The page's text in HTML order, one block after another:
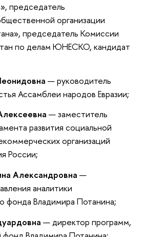
председатель
организации
председатель Комиссии
по делам ЮНЕСКО, кандидат
— руководитель
Ассамблеи народов Евразии;
— заместитель
развития социальной
организаций
России;
Александровна —
аналитики
фонда Владимира Потанина;
— директор программ,